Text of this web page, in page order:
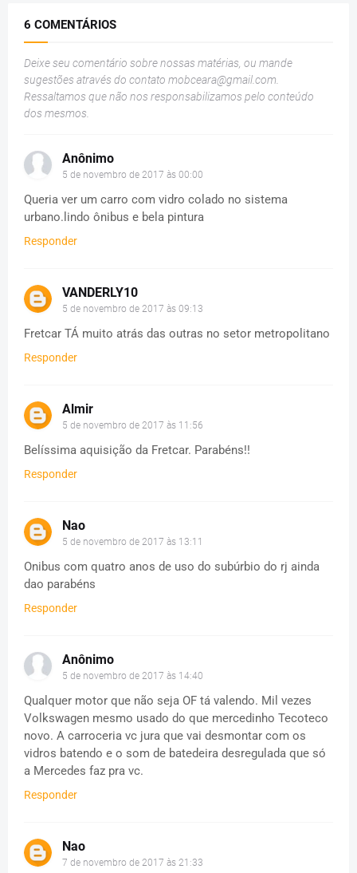
6 COMENTÁRIOS
Deixe seu comentário sobre nossas matérias, ou mande
sugestões através do contato mobceara@gmail.com.
Ressaltamos que não nos responsabilizamos pelo conteúdo
dos mesmos.
Anônimo
5 de novembro de 2017 às 00:00
Queria ver um carro com vidro colado no sistema
urbano.lindo ônibus e bela pintura
Responder
VANDERLY10
5 de novembro de 2017 às 09:13
Fretcar TÁ muito atrás das outras no setor metropolitano
Responder
Almir
5 de novembro de 2017 às 11:56
Belíssima aquisição da Fretcar. Parabéns!!
Responder
Nao
5 de novembro de 2017 às 13:11
Onibus com quatro anos de uso do subúrbio do rj ainda
dao parabéns
Responder
Anônimo
5 de novembro de 2017 às 14:40
Qualquer motor que não seja OF tá valendo. Mil vezes
Volkswagen mesmo usado do que mercedinho Tecoteco
novo. A carroceria vc jura que vai desmontar com os
vidros batendo e o som de batedeira desregulada que só
a Mercedes faz pra vc.
Responder
Nao
7 de novembro de 2017 às 21:33